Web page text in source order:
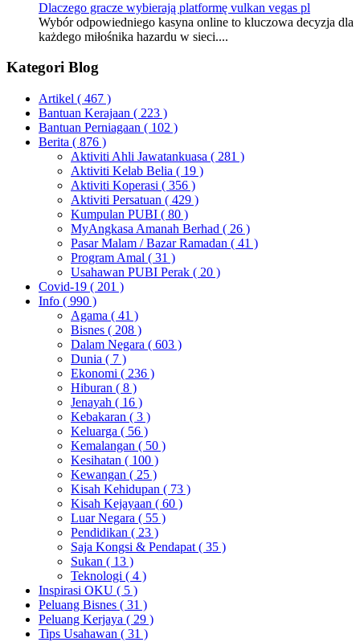
Dlaczego gracze wybierają platformę vulkan vegas pl
Wybór odpowiedniego kasyna online to kluczowa decyzja dla
każdego miłośnika hazardu w sieci....
Kategori Blog
Artikel ( 467 )
Bantuan Kerajaan ( 223 )
Bantuan Perniagaan ( 102 )
Berita ( 876 )
Aktiviti Ahli Jawatankuasa ( 281 )
Aktiviti Kelab Belia ( 19 )
Aktiviti Koperasi ( 356 )
Aktiviti Persatuan ( 429 )
Kumpulan PUBI ( 80 )
MyAngkasa Amanah Berhad ( 26 )
Pasar Malam / Bazar Ramadan ( 41 )
Program Amal ( 31 )
Usahawan PUBI Perak ( 20 )
Covid-19 ( 201 )
Info ( 990 )
Agama ( 41 )
Bisnes ( 208 )
Dalam Negara ( 603 )
Dunia ( 7 )
Ekonomi ( 236 )
Hiburan ( 8 )
Jenayah ( 16 )
Kebakaran ( 3 )
Keluarga ( 56 )
Kemalangan ( 50 )
Kesihatan ( 100 )
Kewangan ( 25 )
Kisah Kehidupan ( 73 )
Kisah Kejayaan ( 60 )
Luar Negara ( 55 )
Pendidikan ( 23 )
Saja Kongsi & Pendapat ( 35 )
Sukan ( 13 )
Teknologi ( 4 )
Inspirasi OKU ( 5 )
Peluang Bisnes ( 31 )
Peluang Kerjaya ( 29 )
Tips Usahawan ( 31 )